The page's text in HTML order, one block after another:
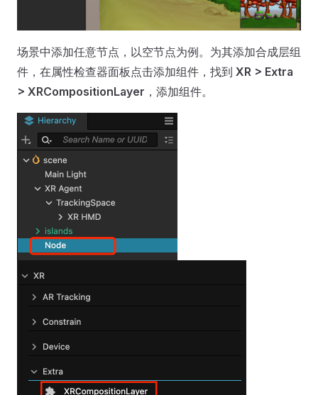
场景中添加任意节点，以空节点为例。为其添加合成层组
件，在属性检查器面板点击添加组件，找到 XR > Extra
> XRCompositionLayer ，添加组件。